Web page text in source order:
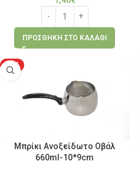
ΠΡΟΣΘΉΚΗ ΣΤΟ ΚΑΛΆΘΙ
HOT
Μπρίκι Ανοξείδωτο Οβάλ
660ml-10*9cm